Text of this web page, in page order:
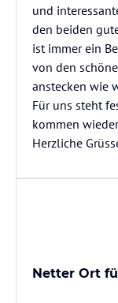
und
den beiden
ist immer ein
von den
anstecken wie
Für uns steht
kommen
Herzliche
Netter Ort